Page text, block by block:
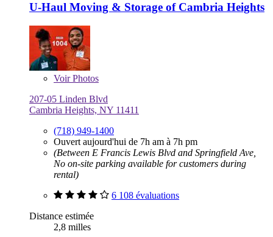
U-Haul Moving & Storage of Cambria Heights
VoirPhotos
207-05 Linden Blvd
Cambria Heights, NY 11411
(718) 949-1400
Ouvert aujourd'hui de 7h am à 7h pm
(Between E Francis Lewis Blvd and Springfield Ave,
No on-site parking available for customers during
rental)
6 108 évaluations
Distance estimée
2,8 milles